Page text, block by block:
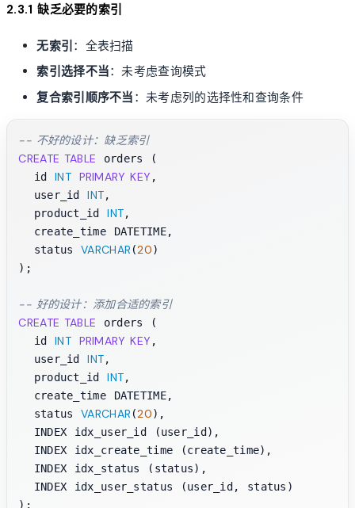
2.3.1 缺乏必要的索引
无索引 ：全表扫描
索引选择不当：未考虑查询模式
复合索引顺序不当 ：未考虑列的选择性和查询条件
-- 不好的设计：缺乏索引
CREATE TABLE orders (
  id
INT PRIMARY KEY ,
  user_id
INT,
  product_id
INT,
  create_time DATETIME,
  status
VARCHAR (20)
);
-- 好的设计：添加合适的索引
CREATE TABLE orders (
  id
INT PRIMARY KEY ,
  user_id
INT,
  product_id
INT,
  create_time DATETIME,
  status
VARCHAR (20),
  INDEX idx_user_id (user_id),
  INDEX idx_create_time (create_time),
  INDEX idx_status (status),
  INDEX idx_user_status (user_id, status)